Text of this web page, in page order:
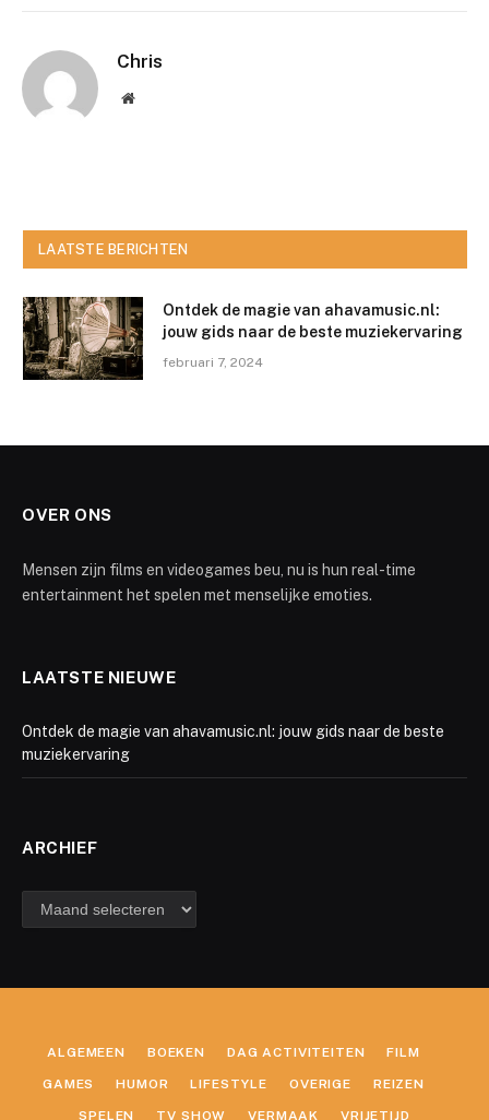
Chris
Website
LAATSTE BERICHTEN
Ontdek de magie van ahavamusic.nl:
jouw gids naar de beste muziekervaring
februari 7, 2024
OVER ONS
Mensen zijn films en videogames beu, nu is hun real-time
entertainment het spelen met menselijke emoties.
LAATSTE NIEUWE
Ontdek de magie van ahavamusic.nl: jouw gids naar de beste
muziekervaring
ARCHIEF
Archief
ALGEMEEN BOEKEN DAG ACTIVITEITEN FILM
GAMES HUMOR LIFESTYLE OVERIGE REIZEN
SPELEN TV SHOW VERMAAK VRIJETIJD